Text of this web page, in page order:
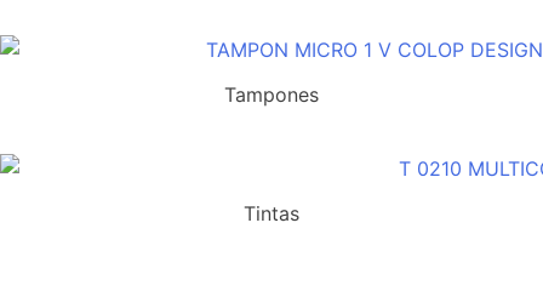
Tampones
Tintas